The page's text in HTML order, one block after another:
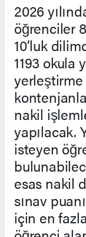
2026
öğrenciler
10’luk
1193 okula
yerleştirme
nakil
yapılacak.
isteyen
esas nakil
sınav
için en